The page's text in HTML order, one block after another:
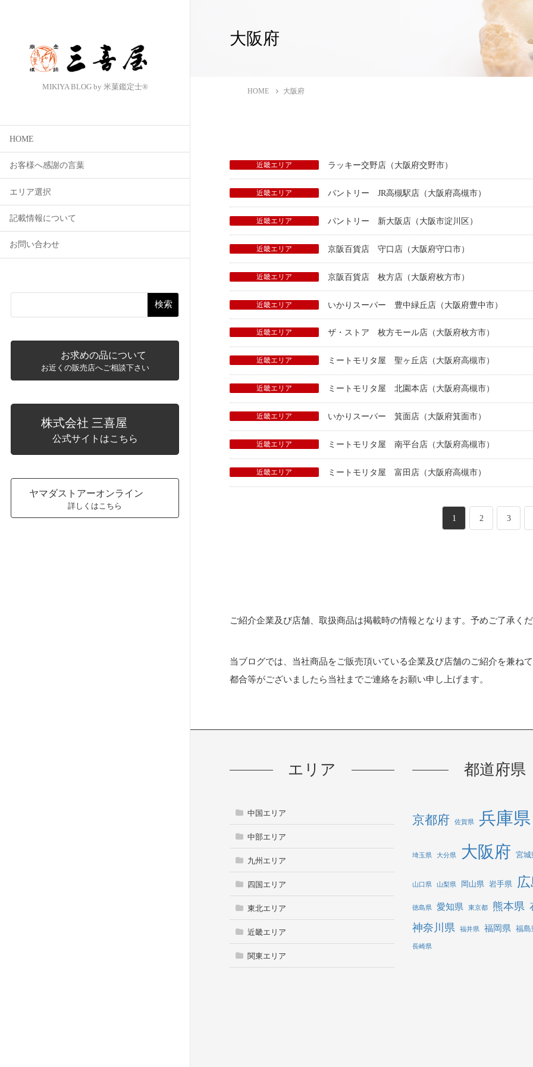
MIKIYA BLOG by 米菓鑑定士®
HOME
お客様へ感謝の言葉
エリア選択
記載情報について
お問い合わせ
検索
お求めの品について
お近くの販売店へご相談下さい
株式会社 三喜屋
公式サイトはこちら
ヤマダストアーオンライン
詳しくはこちら
大阪府
HOME 大阪府
近畿エリア ラッキー交野店（大阪府交野市）
近畿エリア パントリー JR高槻駅店（大阪府高槻市）
近畿エリア パントリー 新大阪店（大阪市淀川区）
近畿エリア 京阪百貨店 守口店（大阪府守口市）
近畿エリア 京阪百貨店 枚方店（大阪府枚方市）
近畿エリア いかりスーパー 豊中緑丘店（大阪府豊中市）
近畿エリア ザ・ストア 枚方モール店（大阪府枚方市）
近畿エリア ミートモリタ屋 聖ヶ丘店（大阪府高槻市）
近畿エリア ミートモリタ屋 北園本店（大阪府高槻市）
近畿エリア いかりスーパー 箕面店（大阪府箕面市）
近畿エリア ミートモリタ屋 南平台店（大阪府高槻市）
近畿エリア ミートモリタ屋 富田店（大阪府高槻市）
ー
送
ペ1 ペ
2 ペ
3
ご紹介企業及び店舗、取扱商品は掲載時の情報となります。予めご了承く
当ブログでは、当社商品をご販売頂いている企業及び店舗のご紹介を兼ね
都合等がございましたら当社までご連絡をお願い申し上げます。
エリア
中国エリア
中部エリア
九州エリア
四国エリア
東北エリア
近畿エリア
関東エリア
都道府県
京都府 佐賀県 兵庫県
埼玉県 大分県 大阪府 宮城
山口県 山梨県 岡山県 岩手県
徳島県 愛知県 東京都 熊本県
神奈川県 福井県 福岡県 福島
長崎県